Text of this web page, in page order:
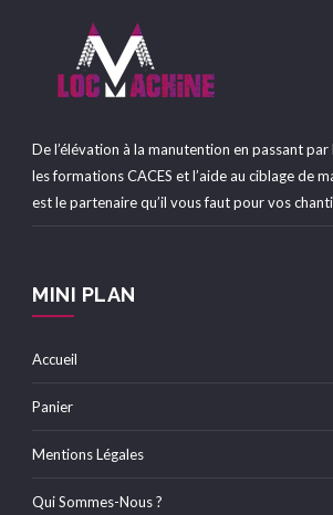
De l’élévation à la manutention en passant par
les formations CACES et l’aide au ciblage de
est le partenaire qu’il vous faut pour vos
MINI PLAN
Accueil
Panier
Mentions Légales
Qui Sommes-Nous ?